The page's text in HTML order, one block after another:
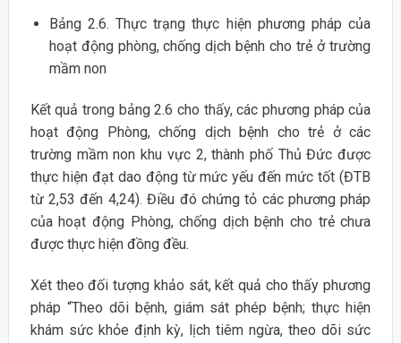
Bảng 2.6. Thực trạng thực hiện phương pháp của
hoạt động phòng, chống dịch bệnh cho trẻ ở trường
mầm non
Kết quả trong bảng 2.6 cho thấy, các phương pháp của
hoạt động Phòng, chống dịch bệnh cho trẻ ở các
trường mầm non khu vực 2, thành phố Thủ Đức được
thực hiện đạt dao động từ mức yếu đến mức tốt (ĐTB
từ 2,53 đến 4,24). Điều đó chứng tỏ các phương pháp
của hoạt động Phòng, chống dịch bệnh cho trẻ chưa
được thực hiện đồng đều.
Xét theo đối tượng khảo sát, kết quả cho thấy phương
pháp “Theo dõi bệnh, giám sát phép bệnh; thực hiện
khám sức khỏe định kỳ, lịch tiêm ngừa, theo dõi sức